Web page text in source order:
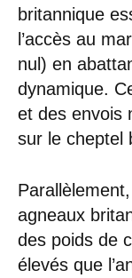
britannique
l’accès au
nul) en
dynamique.
et des envois
sur le cheptel
agneaux
des poids de
élevés que